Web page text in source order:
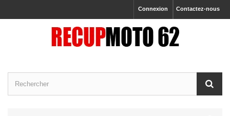
Contactez-nous
Connexion